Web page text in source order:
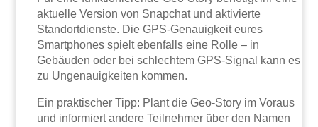
aktuelle Version von Snapchat und aktivierte
Standortdienste. Die GPS-Genauigkeit eures
Smartphones spielt ebenfalls eine Rolle – in
Gebäuden oder bei schlechtem GPS-Signal kann es
zu Ungenauigkeiten kommen.
Ein praktischer Tipp: Plant die Geo-Story im Voraus
und informiert andere Teilnehmer über den Namen